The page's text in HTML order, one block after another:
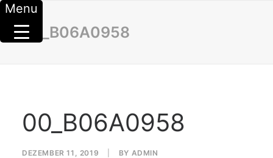
00_B06A0958
00_B06A0958
DEZEMBER 11, 2019 BY ADMIN
Menu